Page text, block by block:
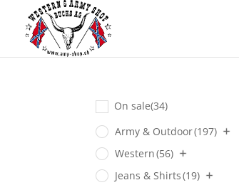
On sale(34)
Army & Outdoor(197)
Western(56)
Jeans & Shirts(19)